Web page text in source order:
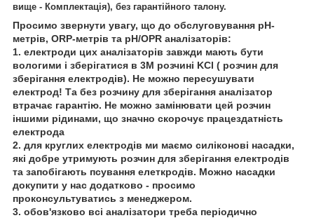
вище - Комплектація), без гарантійного талону.
Просимо звернути увагу, що до обслуговування pH-
метрів, ORP-метрів та pH/OPR аналізаторів:
1. електроди цих аналізаторів завжди мають бути
вологими і зберігатися в 3М розчині KCl ( розчин для
зберігання електродів). Не можно пересушувати
електрод! Та без розчину для зберігання аналізатор
втрачає гарантію. Не можно замінювати цей розчин
іншими рідинами, що значно скорочує працездатність
електрода
2. для круглих електродів ми маємо силіконові насадки,
які добре утримують розчин для зберігання електродів
та запобігають псування елеткродів. Можно насадки
докупити у нас додатково - просимо
проконсультуватись з менеджером.
3. обов'язково всі аналізатори треба періодично